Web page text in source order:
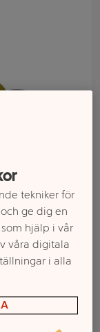
tekniker för
ge dig en
hjälp i vår
våra digitala
i alla